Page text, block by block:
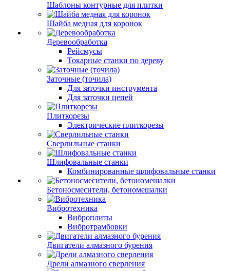
Шаблоны контурные для плитки
Шайба медная для коронок
Деревообработка
Рейсмусы
Токарные станки по дереву
Заточные (точила)
Для заточки инструмента
Для заточки цепей
Плиткорезы
Электрические плиткорезы
Сверлильные станки
Шлифовальные станки
Комбинированные шлифовальные станки
Бетоносмесители, бетономешалки
Вибротехника
Виброплиты
Вибротрамбовки
Двигатели алмазного бурения
Дрели алмазного сверления